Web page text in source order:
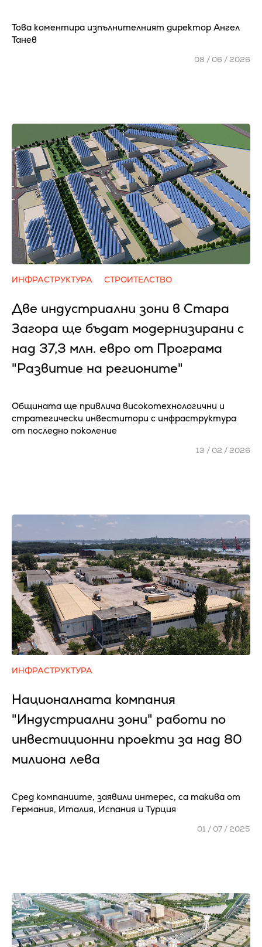
Това коментира изпълнителният директор Ангел
Танев
08 / 06 / 2026
ИНФРАСТРУКТУРА СТРОИТЕЛСТВО
Две индустриални зони в Стара
Загора ще бъдат модернизирани с
над 37,3 млн. евро от Програма
"Развитие на регионите"
Общината ще привлича високотехнологични и
стратегически инвеститори с инфраструктура
от последно поколение
13 / 02 / 2026
ИНФРАСТРУКТУРА
Националната компания
"Индустриални зони" работи по
инвестиционни проекти за над 80
милиона лева
Сред компаниите, заявили интерес, са такива от
Германия, Италия, Испания и Турция
01 / 07 / 2025